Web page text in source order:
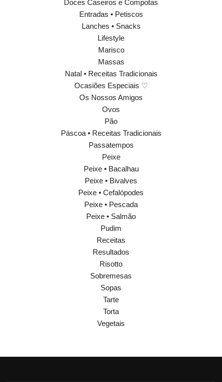
Doces Caseiros e Compotas
Entradas • Petiscos
Lanches • Snacks
Lifestyle
Marisco
Massas
Natal • Receitas Tradicionais
Ocasiões Especiais ♡
Os Nossos Amigos
Ovos
Pão
Páscoa • Receitas Tradicionais
Passatempos
Peixe
Peixe • Bacalhau
Peixe • Bivalves
Peixe • Cefalópodes
Peixe • Pescada
Peixe • Salmão
Pudim
Receitas
Resultados
Risotto
Sobremesas
Sopas
Tarte
Torta
Vegetais